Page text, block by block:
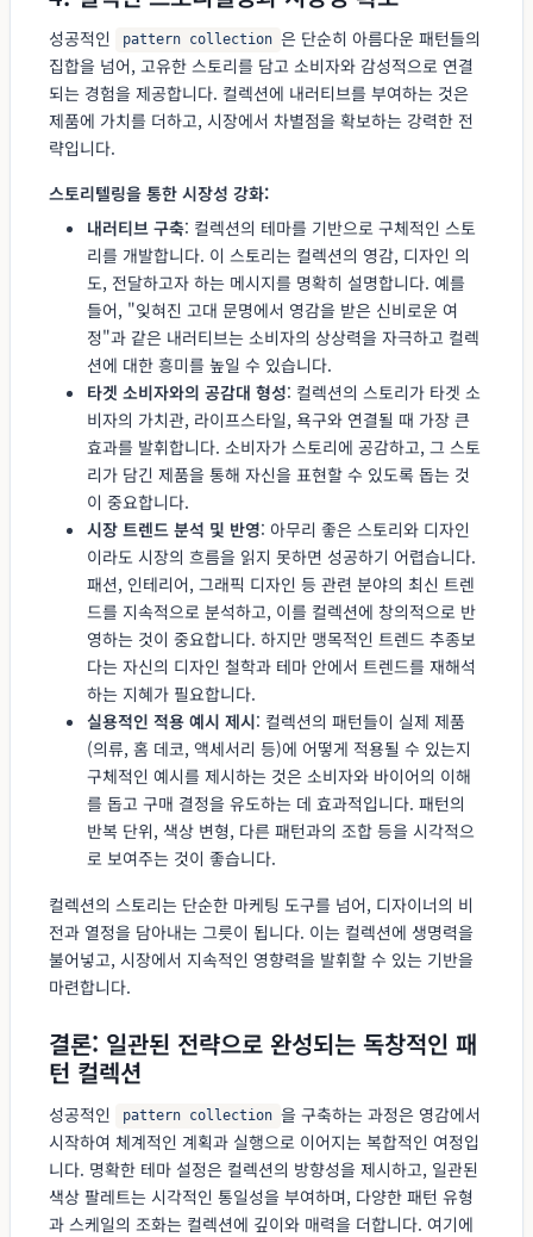
성공적인 pattern collection 은 단순히 아름다운 패턴들의
집합을 넘어, 고유한 스토리를 담고 소비자와 감성적으로 연결
되는 경험을 제공합니다. 컬렉션에 내러티브를 부여하는 것은
제품에 가치를 더하고, 시장에서 차별점을 확보하는 강력한 전
략입니다.
스토리텔링을 통한 시장성 강화:
내러티브 구축: 컬렉션의 테마를 기반으로 구체적인 스토
리를 개발합니다. 이 스토리는 컬렉션의 영감, 디자인 의
도, 전달하고자 하는 메시지를 명확히 설명합니다. 예를
들어, "잊혀진 고대 문명에서 영감을 받은 신비로운 여
정"과 같은 내러티브는 소비자의 상상력을 자극하고 컬렉
션에 대한 흥미를 높일 수 있습니다.
타겟 소비자와의 공감대 형성: 컬렉션의 스토리가 타겟 소
비자의 가치관, 라이프스타일, 욕구와 연결될 때 가장 큰
효과를 발휘합니다. 소비자가 스토리에 공감하고, 그 스토
리가 담긴 제품을 통해 자신을 표현할 수 있도록 돕는 것
이 중요합니다.
시장 트렌드 분석 및 반영: 아무리 좋은 스토리와 디자인
이라도 시장의 흐름을 읽지 못하면 성공하기 어렵습니다.
패션, 인테리어, 그래픽 디자인 등 관련 분야의 최신 트렌
드를 지속적으로 분석하고, 이를 컬렉션에 창의적으로 반
영하는 것이 중요합니다. 하지만 맹목적인 트렌드 추종보
다는 자신의 디자인 철학과 테마 안에서 트렌드를 재해석
하는 지혜가 필요합니다.
실용적인 적용 예시 제시: 컬렉션의 패턴들이 실제 제품
(의류, 홈 데코, 액세서리 등)에 어떻게 적용될 수 있는지
구체적인 예시를 제시하는 것은 소비자와 바이어의 이해
를 돕고 구매 결정을 유도하는 데 효과적입니다. 패턴의
반복 단위, 색상 변형, 다른 패턴과의 조합 등을 시각적으
로 보여주는 것이 좋습니다.
컬렉션의 스토리는 단순한 마케팅 도구를 넘어, 디자이너의 비
전과 열정을 담아내는 그릇이 됩니다. 이는 컬렉션에 생명력을
불어넣고, 시장에서 지속적인 영향력을 발휘할 수 있는 기반을
마련합니다.
결론: 일관된 전략으로 완성되는 독창적인 패
턴 컬렉션
성공적인 pattern collection 을 구축하는 과정은 영감에서
시작하여 체계적인 계획과 실행으로 이어지는 복합적인 여정입
니다. 명확한 테마 설정은 컬렉션의 방향성을 제시하고, 일관된
색상 팔레트는 시각적인 통일성을 부여하며, 다양한 패턴 유형
과 스케일의 조화는 컬렉션에 깊이와 매력을 더합니다. 여기에